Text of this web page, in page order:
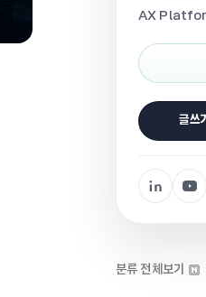
AX
글쓰
분류 전체보기